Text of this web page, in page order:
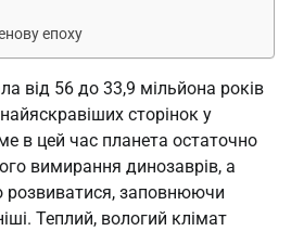
епоху
від 56 до 33,9 мільйона років
сторінок у
в цей час планета остаточно
вимирання динозаврів, а
розвиватися, заповнюючи
Теплий, вологий клімат